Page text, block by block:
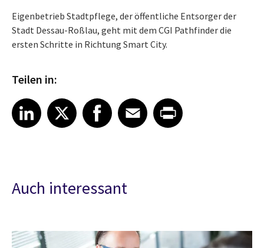
Eigenbetrieb Stadtpflege, der öffentliche Entsorger der
Stadt Dessau-Roßlau, geht mit dem CGI Pathfinder die
ersten Schritte in Richtung Smart City.
Teilen in:
Share article on LinkedIn
LinkedIn
Share article on XShare article on Facebook
Facebook
Share article on Email
EmailShare article on Print
Auch interessant